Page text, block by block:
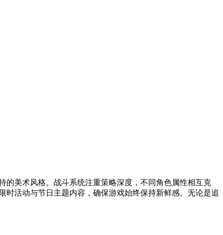
的美术风格。战斗系统注重策略深度，不同角色属性相互克
活动与节日主题内容，确保游戏始终保持新鲜感。无论是追